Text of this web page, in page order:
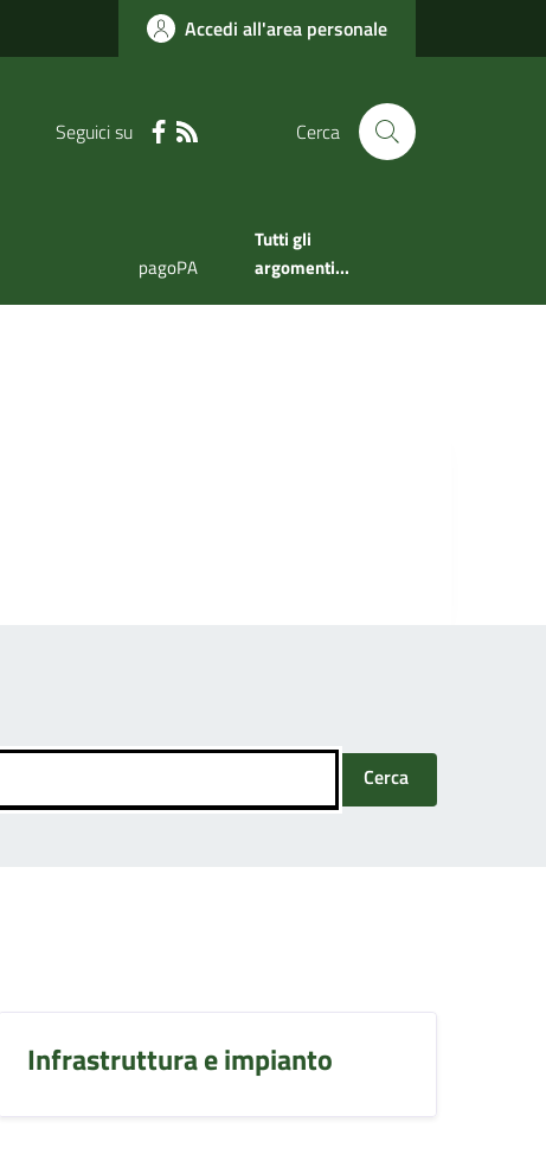
Accedi all'area personale
Seguici su Cerca
pagoPA
Tutti gli
argomenti...
Cerca
Infrastruttura e impianto